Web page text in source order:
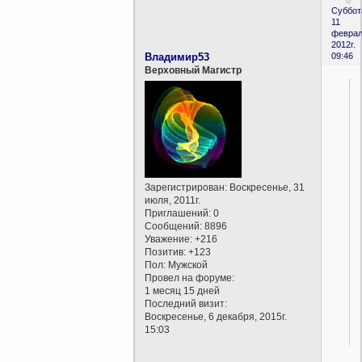
11
2012г.
09:46
Владимир53
Верховный Магистр
Зарегистрирован: Воскресенье, 31
июля, 2011г.
Приглашений: 0
Сообщений: 8896
Уважение: +216
Позитив: +123
Пол: Мужской
Провел на форуме:
1 месяц 15 дней
Последний визит:
Воскресенье, 6 декабря, 2015г.
15:03